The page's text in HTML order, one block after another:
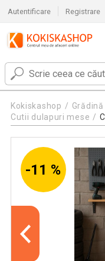
Autentificare Registrare
Kokiskashop Grădină
Cutii dulapuri mese
-11 %